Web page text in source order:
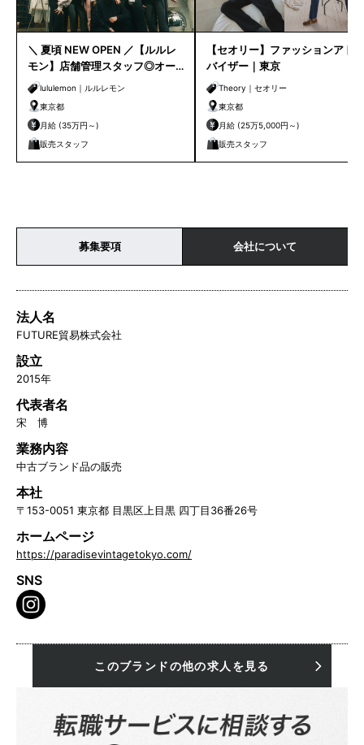
＼ 夏頃 NEW OPEN ／【ルルレ
モン】店舗管理スタッフ◎オー
プニングスタッフ◎原宿
lululemon｜ルルレモン
東京都
月給 (35万円～)
販売スタッフ
【セオリー】ファッションアド
バイザー｜東京
Theory｜セオリー
東京都
月給 (25万5,000円～)
販売スタッフ
募集要項 会社について
法人名
FUTURE貿易株式会社
設立
2015年
代表者名
宋 博
業務内容
中古ブランド品の販売
本社
〒153-0051 東京都 目黒区上目黒 四丁目36番26号
ホームページ
https://paradisevintagetokyo.com/
SNS
このブランドの他の求人を見る